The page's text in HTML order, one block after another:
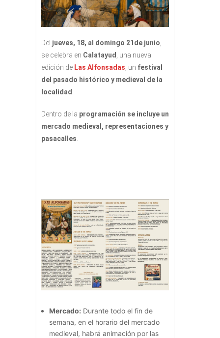
Del jueves, 18, al domingo 21de junio
se celebra en Calatayud
, una nueva
edición de Las Alfonsadas , un festival
del pasado histórico y medieval de la
localidad
Dentro de la programación se incluye un
mercado medieval, representaciones y
pasacalles
Mercado: Durante todo el fin de
semana, en el horario del mercado
medieval, habrá animación por las